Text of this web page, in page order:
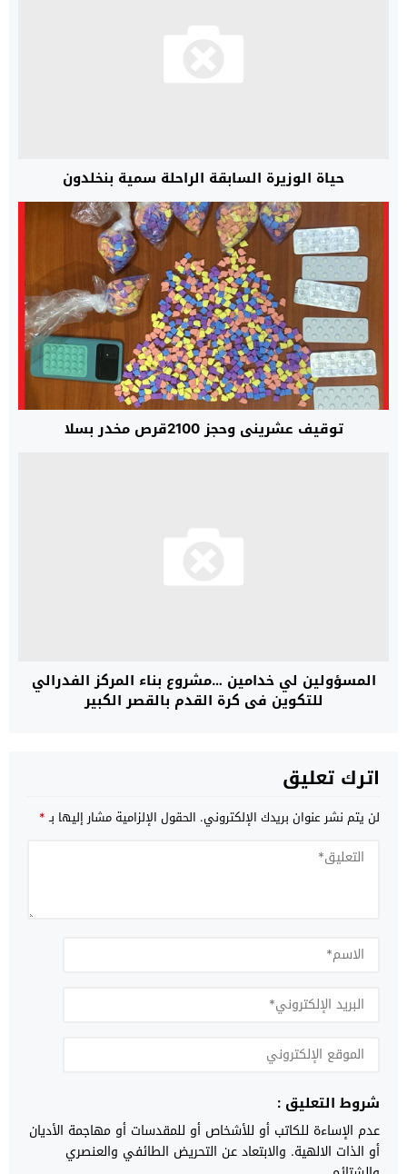
حياة الوزيرة السابقة الراحلة سمية بنخلدون
توقيف عشريني وحجز 2100قرص مخدر بسلا
المسؤولين لي خدامين …مشروع بناء المركز الفدرالي
للتكوين في كرة القدم بالقصر الكبير
اترك تعليق
لن يتم نشر عنوان بريدك الإلكتروني. الحقول الإلزامية مشار إليها بـ*
شروط التعليق :
عدم الإساءة للكاتب أو للأشخاص أو للمقدسات أو مهاجمة الأديان
أو الذات الالهية. والابتعاد عن التحريض الطائفي والعنصري